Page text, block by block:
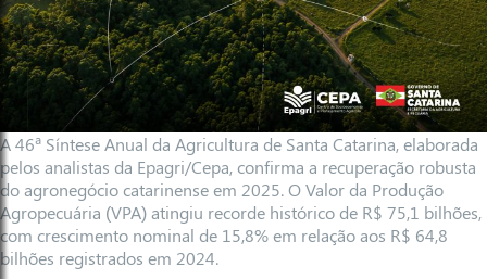
A 46ª Síntese Anual da Agricultura de Santa Catarina, elaborada
pelos analistas da Epagri/Cepa, confirma a recuperação robusta
do agronegócio catarinense em 2025. O Valor da Produção
Agropecuária (VPA) atingiu recorde histórico de R$ 75,1 bilhões,
com crescimento nominal de 15,8% em relação aos R$ 64,8
bilhões registrados em 2024.